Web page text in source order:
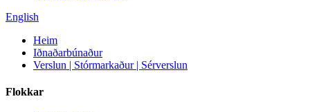
English
Heim
Iðnaðarbúnaður
Verslun | Stórmarkaður | Sérverslun
Flokkar